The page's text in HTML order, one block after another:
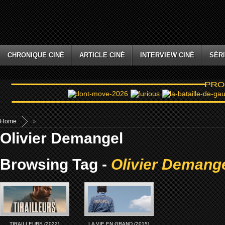
CHRONIQUE CINÉ ARTICLE CINÉ INTERVIEW CINÉ
Home »
Olivier Demangel
Browsing Tag -Olivier
TIRAILLEURS (2022) LA VIE EN GRAND (2015)